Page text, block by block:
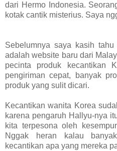
dari Hermo Indonesia.
kotak cantik misterius. Saya
Sebelumnya saya kasih
adalah website baru dari
pecinta produk kecantikan
pengiriman cepat, banyak
produk yang sulit dicari.
Kecantikan wanita Korea
karena pengaruh Hallyu-nya
kita terpesona oleh
Nggak heran kalau
kecantikan apa yang mereka